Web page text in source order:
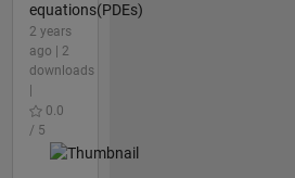
equations(PDEs)
2 years
ago | 2
downloads
0.0
/ 5